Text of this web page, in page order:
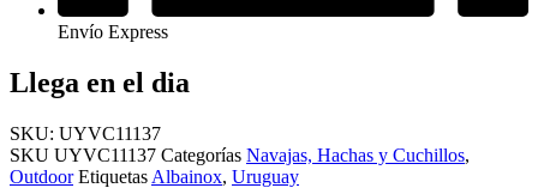
Envío Express
Llega en el dia
SKU: UYVC11137
SKU UYVC11137 Categorías Navajas, Hachas y Cuchillos,
Outdoor Etiquetas Albainox, Uruguay